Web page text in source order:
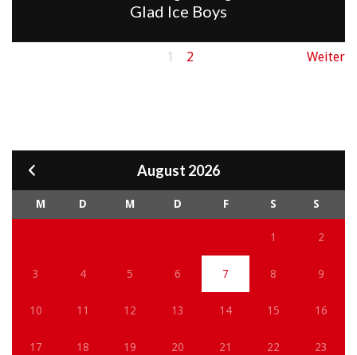
Glad Ice Boys
1 2 Weiter
August 2026
M D M D F S S
1 2
3 4 5 6 7 8 9
10 11 12 13 14 15 16
17 18 19 20 21 22 23